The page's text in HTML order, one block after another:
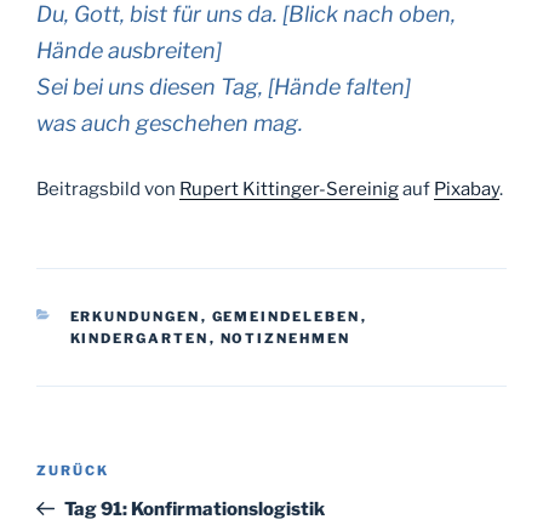
Du, Gott, bist für uns da. [Blick nach oben,
Hände ausbreiten]
Sei bei uns diesen Tag, [Hände falten]
was auch geschehen mag.
Beitragsbild von Rupert Kittinger-Sereinigauf Pixabay.
KATEGORIEN
ERKUNDUNGEN , GEMEINDELEBEN ,
KINDERGARTEN , NOTIZNEHMEN
Beitragsnavigation
Vorheriger
Beitrag
ZURÜCK
Tag 91: Konfirmationslogistik